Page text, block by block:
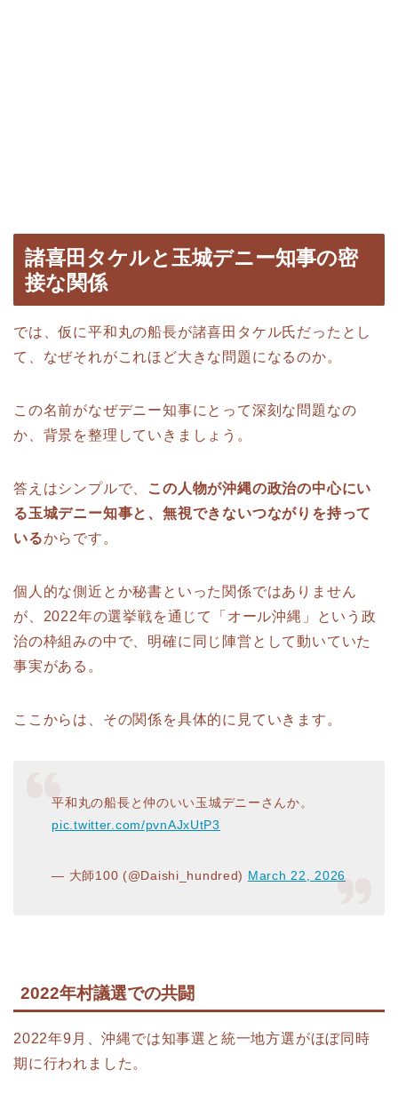
諸喜田タケルと玉城デニー知事の密
接な関係
では、仮に平和丸の船長が諸喜田タケル氏だったとし
て、なぜそれがこれほど大きな問題になるのか。
この名前がなぜデニー知事にとって深刻な問題なの
か、背景を整理していきましょう。
答えはシンプルで、
この人物が沖縄の政治の中心にい
る玉城デニー知事と、無視できないつながりを持って
いるからです。
個人的な側近とか秘書といった関係ではありません
が、2022年の選挙戦を通じて「オール沖縄」という政
治の枠組みの中で、明確に同じ陣営として動いていた
事実がある。
ここからは、その関係を具体的に見ていきます。
平和丸の船長と仲のいい玉城デニーさんか。
pic.twitter.com/pvnAJxUtP3
— 大師100 (@Daishi_hundred) March 22, 2026
2022年村議選での共闘
2022年9月、沖縄では知事選と統一地方選がほぼ同時
期に行われました。